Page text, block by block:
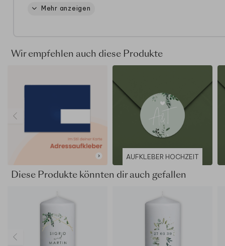
Wir zeigen online einen grauen Hintergrund. In
kompatibel
Transparente Bereiche von PNG Dateien werden weiß
Möglicherweise sind aufgrund des Dateiformats
Abbildungen des Online-Editors nicht verfügbar
Bei Fragen oder Anpassungswünschen hilft dir unser
Kundenservice sehr gerne weiter
Mehr anzeigen
Wir empfehlen auch diese Produkte
AUFKLEBER HOCHZEIT
Diese Produkte könnten dir auch gefallen